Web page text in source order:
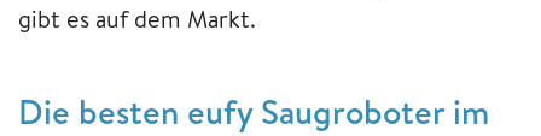
gibt es auf dem Markt.
Die besten eufy Saugroboter im